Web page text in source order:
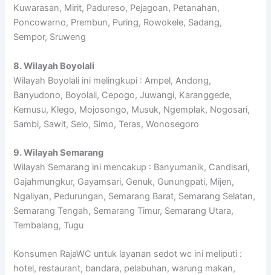
Kuwarasan, Mirit, Padureso, Pejagoan, Petanahan,
Poncowarno, Prembun, Puring, Rowokele, Sadang,
Sempor, Sruweng
8. Wilayah Boyolali
Wilayah Boyolali ini melingkupi : Ampel, Andong,
Banyudono, Boyolali, Cepogo, Juwangi, Karanggede,
Kemusu, Klego, Mojosongo, Musuk, Ngemplak, Nogosari,
Sambi, Sawit, Selo, Simo, Teras, Wonosegoro
9. Wilayah Semarang
Wilayah Semarang ini mencakup : Banyumanik, Candisari,
Gajahmungkur, Gayamsari, Genuk, Gunungpati, Mijen,
Ngaliyan, Pedurungan, Semarang Barat, Semarang Selatan,
Semarang Tengah, Semarang Timur, Semarang Utara,
Tembalang, Tugu
Konsumen RajaWC untuk layanan sedot wc ini meliputi :
hotel, restaurant, bandara, pelabuhan, warung makan,